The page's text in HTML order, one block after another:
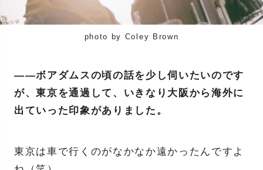
photo by Coley Brown
——ボアダムスの頃の話を少し伺いたいのです
が、東京を通過して、いきなり大阪から海外に
出ていった印象がありました。
東京は車で行くのがなかなか遠かったんですよ